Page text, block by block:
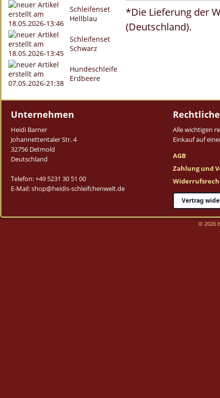
Schleifenset
Hellblau
Schleifenset
Schwarz
Hundeschleife
Erdbeere
*Die Lieferung der
(Deutschland).
Unternehmen
Heidi Barner
Johannettentaler Str. 4
32756 Detmold
Deutschland
Telefon: +49 5231 30 51 00
E-Mail: shop@heidis-schleifchenwelt.de
Alle wichtigen
Einkauf auf
AGB
Zahlung und
Vertrag
© 2026